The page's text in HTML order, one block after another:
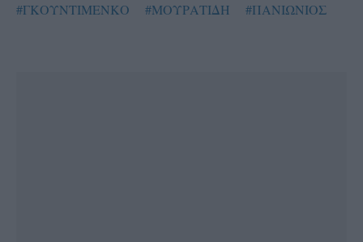
#ΓΚΟΥΝΤΙΜΕΝΚΟ
#ΜΟΥΡΑΤΙΔΗ #ΠΑΝΙΩΝΙΟΣ